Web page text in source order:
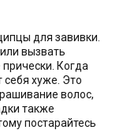
для завивки.
вызвать
Когда
себя хуже. Это
волос,
также
постарайтесь